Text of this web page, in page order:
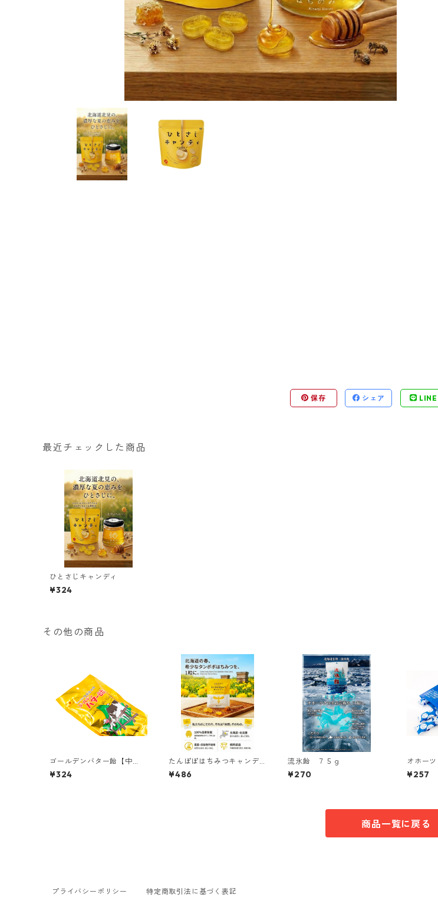
保存 シェア LINE
最近チェックした商品
ひとさじキャンディ
¥324
その他の商品
ゴールデンバター飴【中
袋】
¥324
たんぽぽはちみつキャンデ
ィ
¥486
流氷飴 ７５ｇ
¥270
オホー
¥257
商品一覧に戻る
プライバシーポリシー 特定商取引法に基づく表記